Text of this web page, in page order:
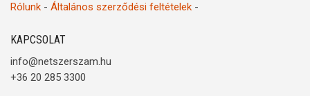
Rólunk - Általános szerződési feltételek -
KAPCSOLAT
info@netszerszam.hu
+36 20 285 3300